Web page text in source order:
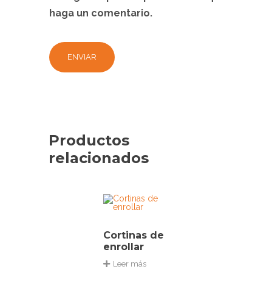
haga un comentario.
Productos
relacionados
Cortinas de
enrollar
Leer más